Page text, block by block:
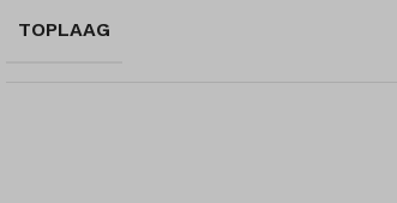
TOPLAAG